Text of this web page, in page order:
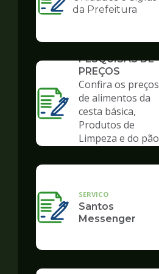
Ilustração
da
de
Governo
da Prefeitura
PESQUISAS DE
PREÇOS
Confira os preços
de alimentos da
cesta básica,
Produtos de
Limpeza e do pão
SERVICO
Santos
Messenger